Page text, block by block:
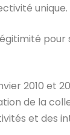
unique.
pour
2010 et
de la
et des